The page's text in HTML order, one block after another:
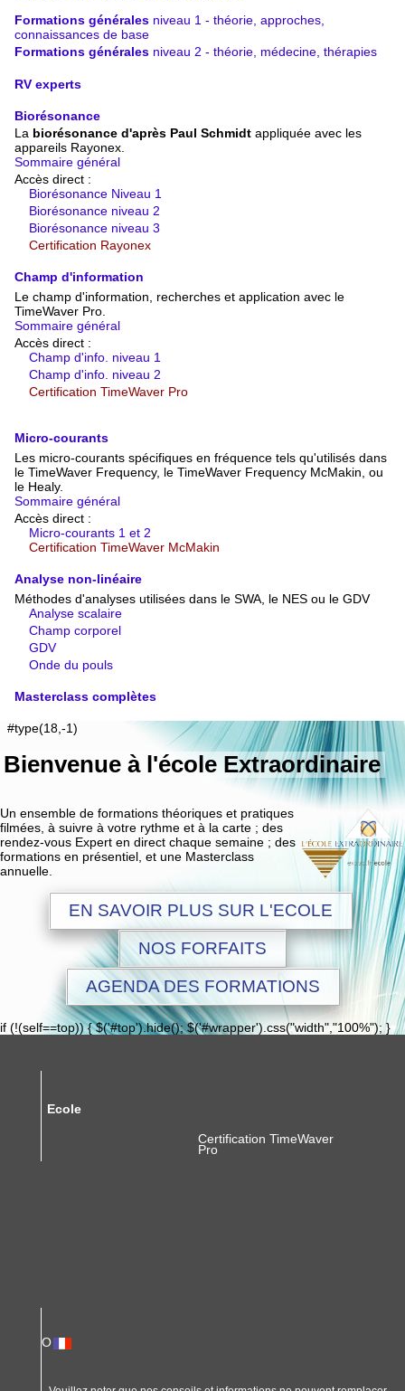
Formations générales niveau 1 - théorie, approches,
connaissances de base
Formations générales niveau 2 - théorie, médecine, thérapies
RV experts
Biorésonance
La biorésonance d'après Paul Schmidt appliquée avec les
appareils Rayonex.
Sommaire général
Accès direct :
Biorésonance Niveau 1
Biorésonance niveau 2
Biorésonance niveau 3
Certification Rayonex
Champ d'information
Le champ d'information, recherches et application avec le
TimeWaver Pro.
Sommaire général
Accès direct :
Champ d'info. niveau 1
Champ d'info. niveau 2
Certification TimeWaver Pro
Micro-courants
Les micro-courants spécifiques en fréquence tels qu'utilisés dans
le TimeWaver Frequency, le TimeWaver Frequency McMakin, ou
le Healy.
Sommaire général
Accès direct :
Micro-courants 1 et 2
Certification TimeWaver McMakin
Analyse non-linéaire
Méthodes d'analyses utilisées dans le SWA, le NES ou le GDV
Analyse scalaire
Champ corporel
GDV
Onde du pouls
Masterclass complètes
#type(18,-1)
Bienvenue à l'école Extraordinaire
Un ensemble de formations théoriques et pratiques
filmées, à suivre à votre rythme et à la carte ; des
rendez-vous Expert en direct chaque semaine ; des
formations en présentiel, et une Masterclass
annuelle.
EN SAVOIR PLUS SUR L'ECOLE
NOS FORFAITS
AGENDA DES FORMATIONS
if (!(self==top)) { $('#top').hide(); $('#wrapper').css("width","100%"); }
Ecole
Certification TimeWaver
Pro
O